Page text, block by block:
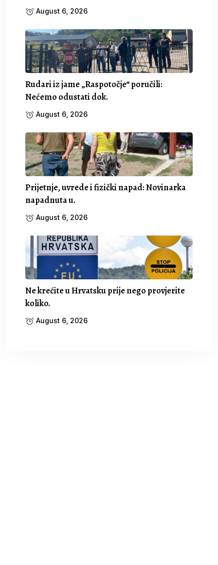
August 6, 2026
Rudari iz jame „Raspotočje“ poručili:
Nećemo odustati dok.
August 6, 2026
Prijetnje, uvrede i fizički napad: Novinarka
napadnuta u.
August 6, 2026
Ne krećite u Hrvatsku prije nego provjerite
koliko.
August 6, 2026